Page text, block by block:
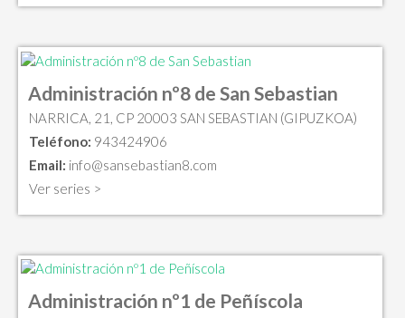
Administración nº8 de San Sebastian
NARRICA, 21, CP 20003 SAN SEBASTIAN (GIPUZKOA)
Teléfono: 943424906
Email: info@sansebastian8.com
Ver series >
Administración nº1 de Peñíscola